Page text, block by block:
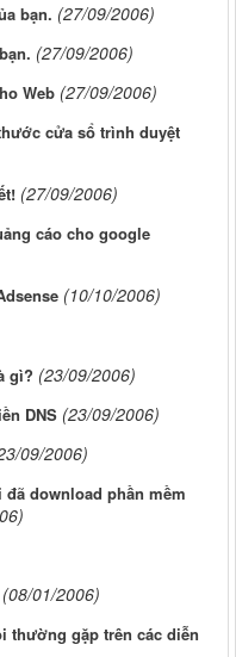
bạn. (27/09/2006)
(27/09/2006)
Web (27/09/2006)
cửa sổ trình duyệt
(27/09/2006)
cáo cho google
(10/10/2006)
gì? (23/09/2006)
DNS (23/09/2006)
09/2006)
download phần mềm
(08/01/2006)
thường gặp trên các diễn